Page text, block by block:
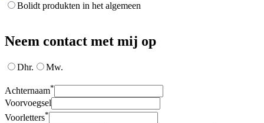
Bolidt produkten in het algemeen
Neem contact met mij op
Dhr. Mw.
Achternaam*
Voorvoegsel
Voorletters*